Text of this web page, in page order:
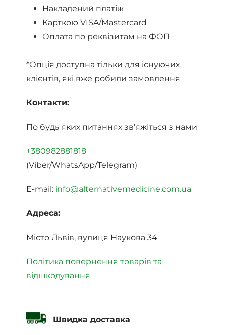
Накладений платіж
Карткою VISA/Mastercard
Оплата по реквізитам на ФОП
*Опція доступна тільки для існуючих
клієнтів, які вже робили замовлення
Контакти:
По будь яких питаннях зв’яжіться з нами
+380982881818
(Viber/WhatsApp/Telegram)
E-mail: info@alternativemedicine.com.ua
Адреса:
Місто Львів, вулиця Наукова 34
Політика повернення товарів та
відшкодування
Швидка доставка